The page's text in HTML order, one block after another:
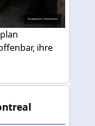
ihre